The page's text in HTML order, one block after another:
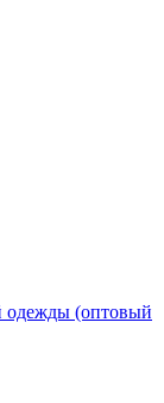
одежды (оптовый